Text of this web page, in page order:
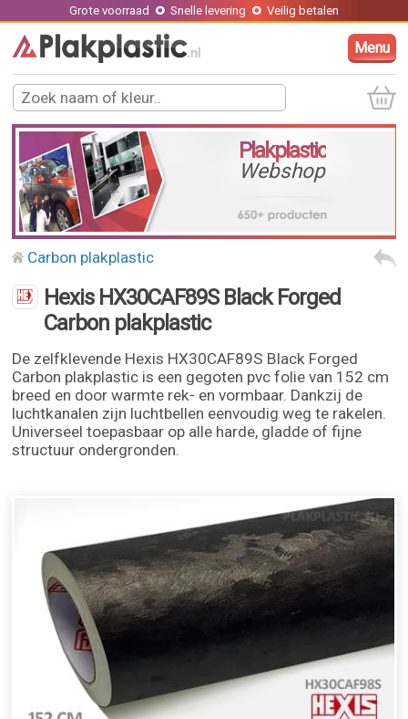
Grote voorraad Snelle levering Veilig betalen
Menu
Plakplastic
Webshop
Carbon plakplastic
Hexis HX30CAF89S Black Forged
Carbon plakplastic
De zelfklevende Hexis HX30CAF89S Black Forged
Carbon plakplastic is een gegoten pvc folie van 152 cm
breed en door warmte rek- en vormbaar. Dankzij de
luchtkanalen zijn luchtbellen eenvoudig weg te rakelen.
Universeel toepasbaar op alle harde, gladde of fijne
structuur ondergronden.